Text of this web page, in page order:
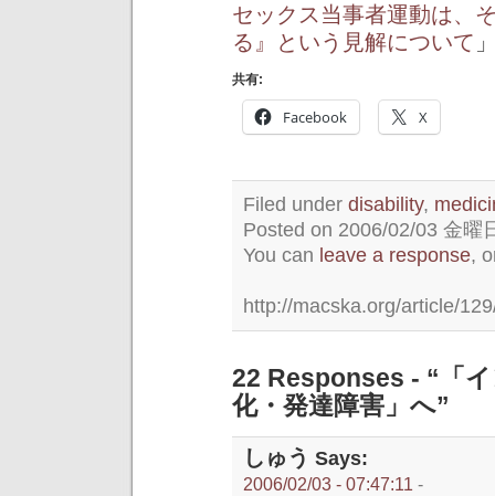
セックス当事者運動は、
る』という見解について
共有:
Facebook X
Filed under disability,
Posted on 2006/02/03 金曜
You can leave a response,
http://macska.org/article/
22 Responses - “「
化・発達障害」へ”
しゅう Says:
2006/02/03 - 07:47:11 -